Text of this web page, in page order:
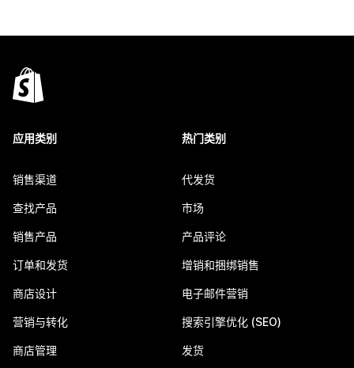
应用类别
销售渠道
查找产品
销售产品
订单和发货
商店设计
营销与转化
商店管理
热门类别
代发货
市场
产品评论
增销和捆绑销售
电子邮件营销
搜索引擎优化 (SEO)
发货